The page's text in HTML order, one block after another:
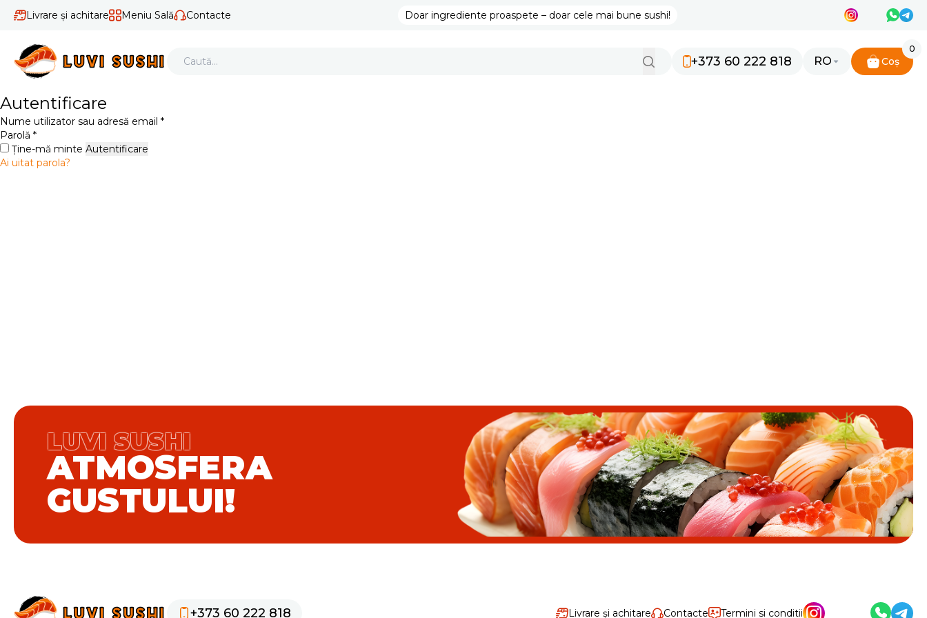
Livrare și achitare Meniu Sală Contacte Doar ingrediente proaspete – doar cele mai bune sushi!
+373 60 222 818 RO Coș
0
Autentificare
Nume utilizator sau adresă email *Obligatoriu
Parolă *Obligatoriu
Ține-mă minte Autentificare
Ai uitat parola?
LUVI SUSHI
ATMOSFERA
GUSTULUI!
+373 60 222 818 Livrare și achitare Contacte Termini si conditii